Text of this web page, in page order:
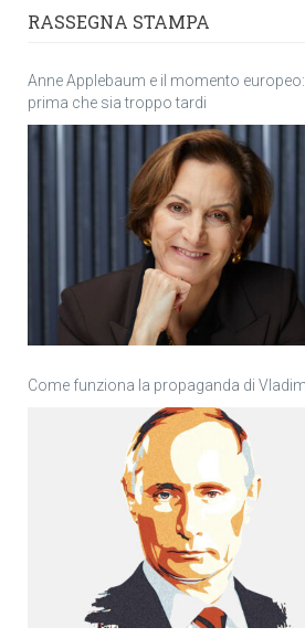
RASSEGNA STAMPA
Anne Applebaum e il momento
prima che sia troppo tardi
Come funziona la propaganda di